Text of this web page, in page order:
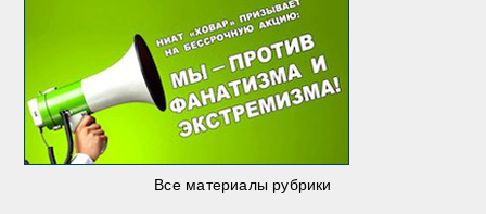
Все материалы рубрики